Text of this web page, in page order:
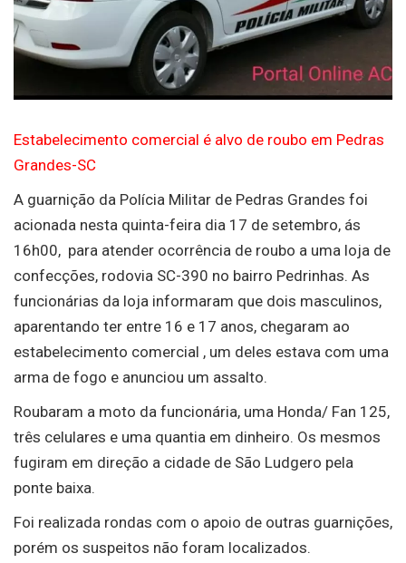
Estabelecimento comercial é alvo de roubo em Pedras
Grandes-SC
A guarnição da Polícia Militar de Pedras Grandes foi
acionada nesta quinta-feira dia 17 de setembro, ás
16h00, para atender ocorrência de roubo a uma loja de
confecções, rodovia SC-390 no bairro Pedrinhas. As
funcionárias da loja informaram que dois masculinos,
aparentando ter entre 16 e 17 anos, chegaram ao
estabelecimento comercial , um deles estava com uma
arma de fogo e anunciou um assalto.
Roubaram a moto da funcionária, uma Honda/ Fan 125,
três celulares e uma quantia em dinheiro. Os mesmos
fugiram em direção a cidade de São Ludgero pela
ponte baixa.
Foi realizada rondas com o apoio de outras guarnições,
porém os suspeitos não foram localizados.